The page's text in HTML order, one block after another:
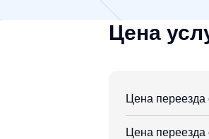
Цена
Цена переезда
Цена переезда